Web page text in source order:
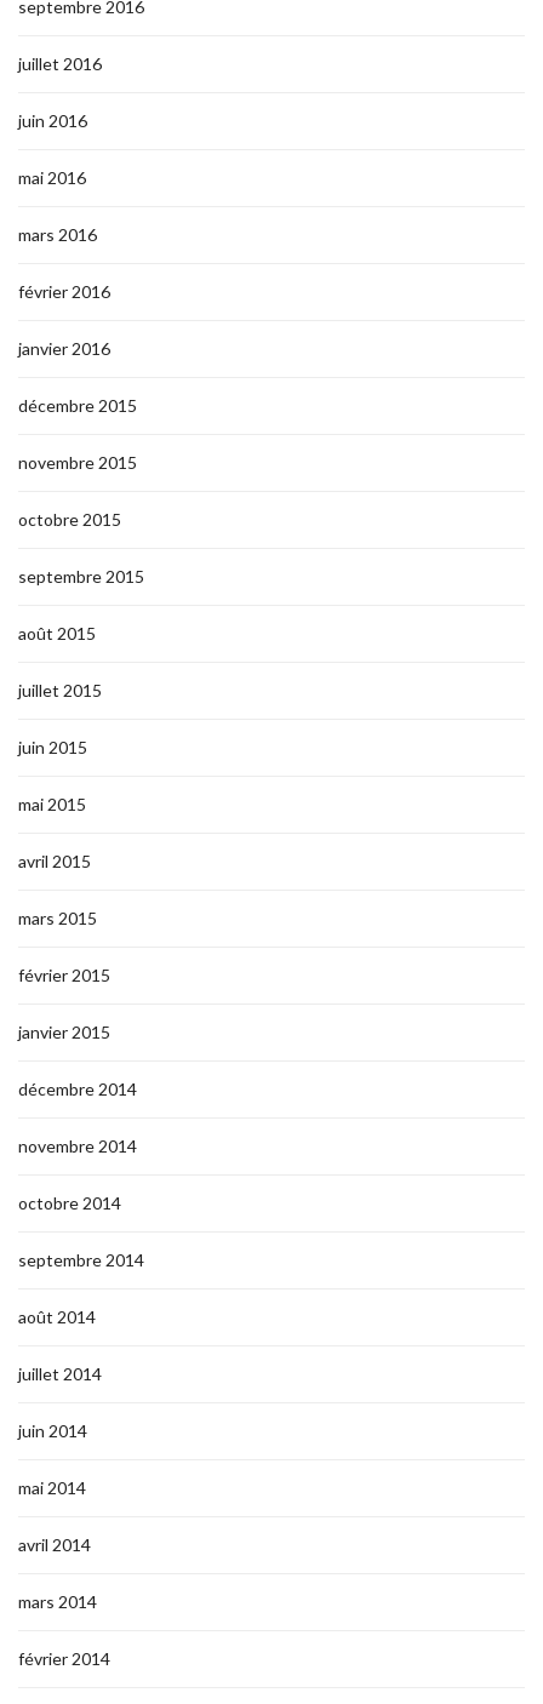
septembre 2016
juillet 2016
juin 2016
mai 2016
mars 2016
février 2016
janvier 2016
décembre 2015
novembre 2015
octobre 2015
septembre 2015
août 2015
juillet 2015
juin 2015
mai 2015
avril 2015
mars 2015
février 2015
janvier 2015
décembre 2014
novembre 2014
octobre 2014
septembre 2014
août 2014
juillet 2014
juin 2014
mai 2014
avril 2014
mars 2014
février 2014